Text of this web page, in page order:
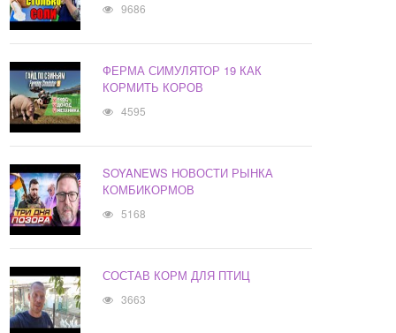
9686
ФЕРМА СИМУЛЯТОР 19 КАК
КОРМИТЬ КОРОВ
4595
SOYANEWS НОВОСТИ РЫНКА
КОМБИКОРМОВ
5168
СОСТАВ КОРМ ДЛЯ ПТИЦ
3663